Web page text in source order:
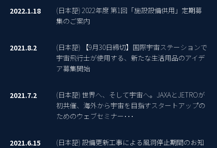
2022.1.18
(日本語) 2022年度 第1回「施設設備供用」定期募
集のご案内
2021.8.2
(日本語) 【9月30日締切】国際宇宙ステーションで
宇宙飛行士が使用する、新たな生活用品のアイデ
ア募集開始
2021.7.2
(日本語) 世界へ、そして宇宙へ。JAXAとJETROが
初共催、海外から宇宙を目指すスタートアップの
ためのウェブセミナー･･･
2021.6.15
(日本語) 設備更新工事による風洞停止期間のお知